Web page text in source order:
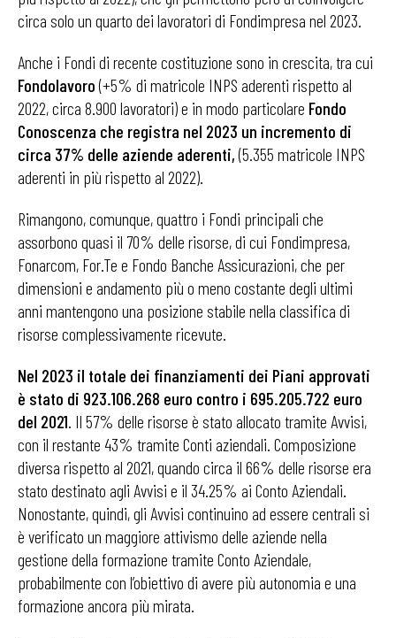
circa solo un quarto dei lavoratori di Fondimpresa nel 2023.
Anche i Fondi di recente costituzione sono in crescita, tra cui
Fondolavoro(+5% di matricole INPS aderenti rispetto al
2022, circa 8.900 lavoratori) e in modo particolare Fondo
Conoscenza che registra nel 2023 un incremento di
circa 37% delle aziende aderenti,(5.355 matricole INPS
aderenti in più rispetto al 2022).
Rimangono, comunque, quattro i Fondi principali che
assorbono quasi il 70% delle risorse, di cui Fondimpresa,
Fonarcom, For.Te e Fondo Banche Assicurazioni, che per
dimensioni e andamento più o meno costante degli ultimi
anni mantengono una posizione stabile nella classifica di
risorse complessivamente ricevute.
Nel 2023 il totale dei finanziamenti dei Piani approvati
è stato di 923.106.268 euro contro i 695.205.722 euro
del 2021. Il 57% delle risorse è stato allocato tramite Avvisi,
con il restante 43% tramite Conti aziendali. Composizione
diversa rispetto al 2021, quando circa il 66% delle risorse era
stato destinato agli Avvisi e il 34.25% ai Conto Aziendali.
Nonostante, quindi, gli Avvisi continuino ad essere centrali si
è verificato un maggiore attivismo delle aziende nella
gestione della formazione tramite Conto Aziendale,
probabilmente con l’obiettivo di avere più autonomia e una
formazione ancora più mirata.